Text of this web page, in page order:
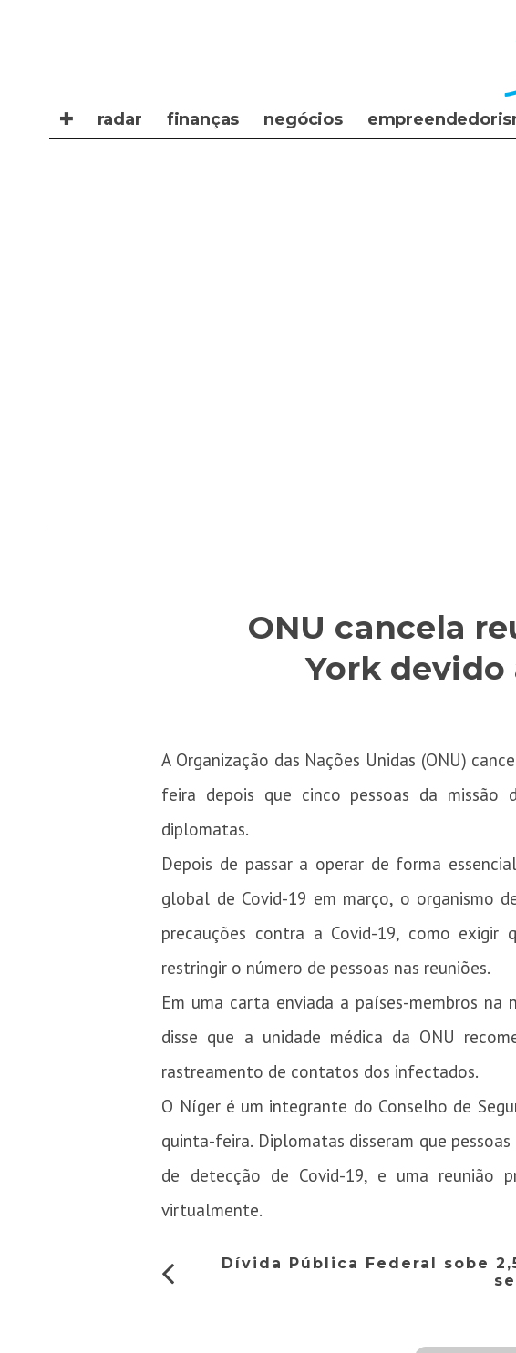
✚ radar finanças negócios
ONU cancela
York devido
A Organização das Nações Unidas (ONU)
feira depois que cinco pessoas da
diplomatas.
Depois de passar a operar de forma
global de Covid-19 em março, o organismo
precauções contra a Covid-19, como exigir
restringir o número de pessoas nas reuniões.
Em uma carta enviada a países-membros na
disse que a unidade médica da ONU
rastreamento de contatos dos infectados.
O Níger é um integrante do Conselho de
quinta-feira. Diplomatas disseram que
de detecção de Covid-19, e uma reunião
virtualmente.
Dívida Pública Federal sobe